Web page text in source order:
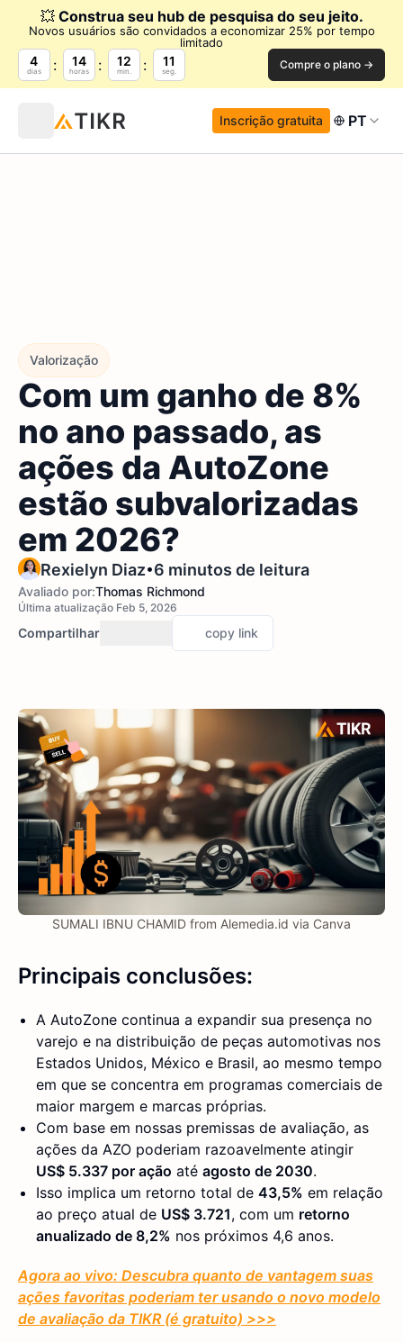
💥 Construa seu hub de pesquisa do seu jeito.
Novos usuários são convidados a economizar 25% por tempo
limitado
4
dias
14
horas
12
min.
10
seg. Compre o plano →
Inscrição gratuita PT
Valorização
Com um ganho de 8%
no ano passado, as
ações da AutoZone
estão subvalorizadas
em 2026?
Rexielyn Diaz•6 minutos de leitura
Avaliado por:Thomas Richmond
Última atualização Feb 5, 2026
Compartilhar copy link
SUMALI IBNU CHAMID from Alemedia.id via Canva
Principais conclusões:
A AutoZone continua a expandir sua presença no
varejo e na distribuição de peças automotivas nos
Estados Unidos, México e Brasil, ao mesmo tempo
em que se concentra em programas comerciais de
maior margem e marcas próprias.
Com base em nossas premissas de avaliação, as
ações da AZO poderiam razoavelmente atingir
US$ 5.337 por ação até agosto de 2030.
Isso implica um retorno total de 43,5% em relação
ao preço atual de US$ 3.721, com um retorno
anualizado de 8,2% nos próximos 4,6 anos.
Agora ao vivo: Descubra quanto de vantagem suas
ações favoritas poderiam ter usando o novo modelo
de avaliação da TIKR (é gratuito) >>>